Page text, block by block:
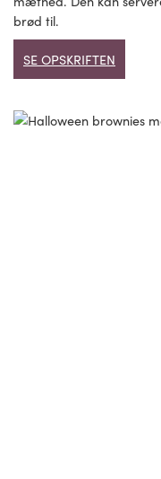
brød til.
SE OPSKRIFTEN